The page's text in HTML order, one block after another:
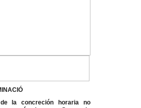
la concreción horaria no